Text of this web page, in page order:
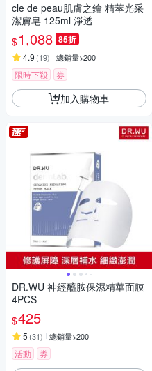
cle de peau肌膚之鑰 精萃光采
潔膚皂 125ml 淨透
$1,088 85折
4.9 (19) 總銷量>200
限時下殺 券
加入購物車
DR.WU 神經醯胺保濕精華面膜
4PCS
$425
5 (31) 總銷量>200
活動 券